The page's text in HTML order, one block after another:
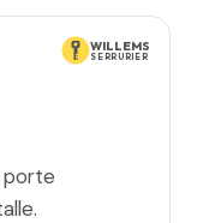
WILLEMS
SERRURIER
porte